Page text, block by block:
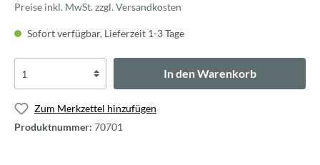
Preise inkl. MwSt. zzgl. Versandkosten
Sofort verfügbar, Lieferzeit 1-3 Tage
In den Warenkorb
Zum Merkzettel hinzufügen
Produktnummer: 70701